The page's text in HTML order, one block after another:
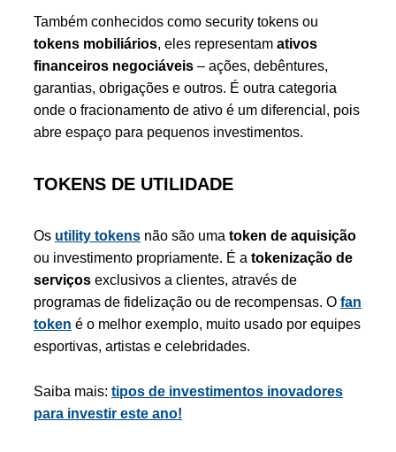
Também conhecidos como security tokens ou
tokens mobiliários, eles representam ativos
financeiros negociáveis – ações, debêntures,
garantias, obrigações e outros. É outra categoria
onde o fracionamento de ativo é um diferencial, pois
abre espaço para pequenos investimentos.
TOKENS DE UTILIDADE
Os utility tokens não são uma token de aquisição
ou investimento propriamente. É a tokenização de
serviços exclusivos a clientes, através de
programas de fidelização ou de recompensas. O fan
token é o melhor exemplo, muito usado por equipes
esportivas, artistas e celebridades.
Saiba mais: tipos de investimentos inovadores
para investir este ano!